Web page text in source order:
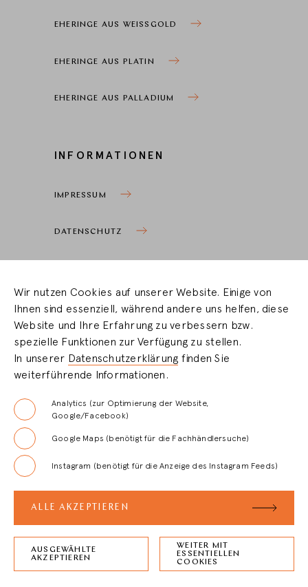
EHERINGE AUS WEISSGOLD
EHERINGE AUS PLATIN
EHERINGE AUS PALLADIUM
INFORMATIONEN
IMPRESSUM
DATENSCHUTZ
HÄNDLERBEREICH
LOGIN
REGISTRIERUNG
FAQ
ZURÜCK ZUM SEITENANFANG
Wir nutzen Cookies auf unserer Website. Einige von
Ihnen sind essenziell, während andere uns helfen, diese
Website und Ihre Erfahrung zu verbessern bzw.
spezielle Funktionen zur Verfügung zu stellen.
In unserer Datenschutzerklärung finden Sie
weiterführende Informationen.
Analytics (zur Optimierung der Website,
Google/Facebook)
Google Maps (benötigt für die Fachhändlersuche)
Instagram (benötigt für die Anzeige des Instagram Feeds)
ALLE AKZEPTIEREN
AUSGEWÄHLTE
AKZEPTIEREN
WEITER MIT
ESSENTIELLEN
COOKIES